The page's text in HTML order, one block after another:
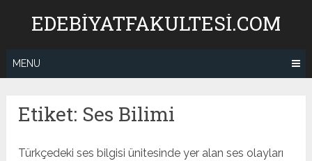
EDEBIYATFAKULTESI.COM
MENU
Etiket: Ses Bilimi
Türkçedeki ses bilgisi ünitesinde yer alan ses olayları